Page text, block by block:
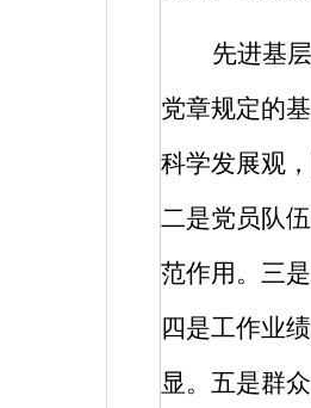
先进基
党章规定的
科学发展观
二是党员队
范作用。三
四是工作业
显。五是群